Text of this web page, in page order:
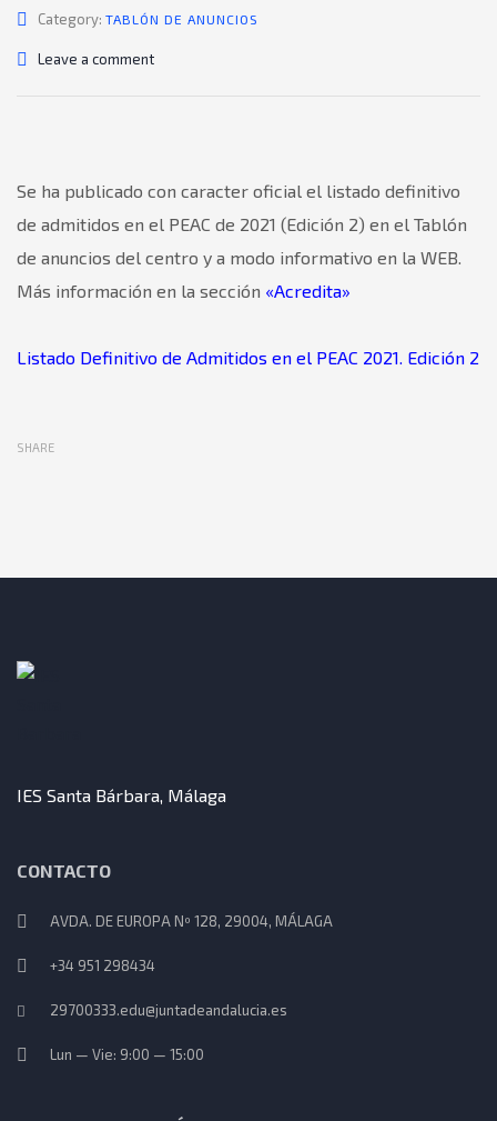
Category: TABLÓN DE ANUNCIOS
Leave a comment
Se ha publicado con caracter oficial el listado definitivo
de admitidos en el PEAC de 2021 (Edición 2) en el Tablón
de anuncios del centro y a modo informativo en la WEB.
Más información en la sección «Acredita»
Listado Definitivo de Admitidos en el PEAC 2021. Edición 2
SHARE
IES Santa Bárbara, Málaga
CONTACTO
AVDA. DE EUROPA Nº 128, 29004, MÁLAGA
+34 951 298434
29700333.edu@juntadeandalucia.es
Lun — Vie: 9:00 — 15:00